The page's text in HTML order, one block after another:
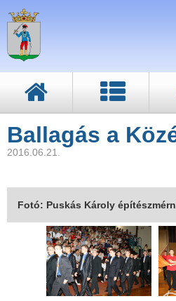
Ballagás a
2016.06.21.
Fotó: Puskás Károly